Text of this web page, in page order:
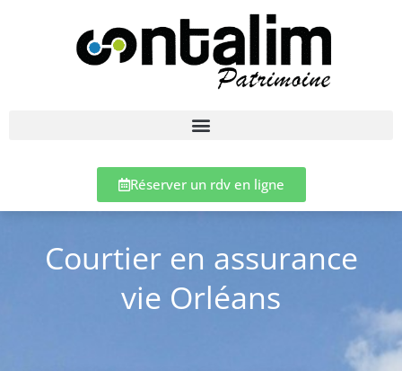
Réserver un rdv en ligne
Courtier en assurance
vie Orléans